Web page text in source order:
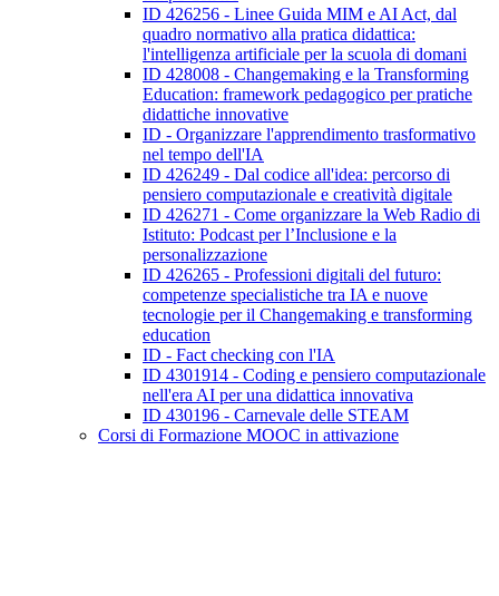
ID 426256 - Linee Guida MIM e AI Act, dal
quadro normativo alla pratica didattica:
l'intelligenza artificiale per la scuola di domani
ID 428008 - Changemaking e la Transforming
Education: framework pedagogico per pratiche
didattiche innovative
ID - Organizzare l'apprendimento trasformativo
nel tempo dell'IA
ID 426249 - Dal codice all'idea: percorso di
pensiero computazionale e creatività digitale
ID 426271 - Come organizzare la Web Radio di
Istituto: Podcast per l’Inclusione e la
personalizzazione
ID 426265 - Professioni digitali del futuro:
competenze specialistiche tra IA e nuove
tecnologie per il Changemaking e transforming
education
ID - Fact checking con l'IA
ID 4301914 - Coding e pensiero computazionale
nell'era AI per una didattica innovativa
ID 430196 - Carnevale delle STEAM
Corsi di Formazione MOOC in attivazione